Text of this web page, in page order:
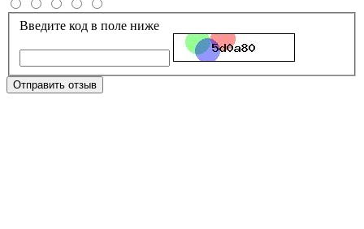
Введите код в поле ниже
Отправить отзыв